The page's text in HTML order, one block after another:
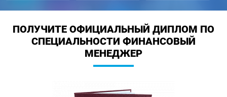
ПОЛУЧИТЕ ОФИЦИАЛЬНЫЙ ДИПЛОМ ПО
СПЕЦИАЛЬНОСТИ ФИНАНСОВЫЙ
МЕНЕДЖЕР